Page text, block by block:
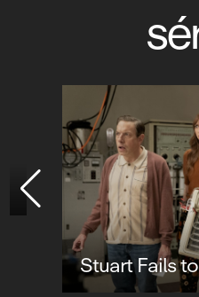
Stuart Fails to